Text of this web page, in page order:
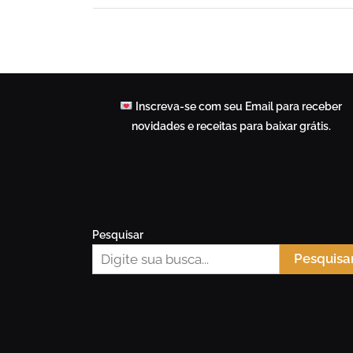
Inscreva-se com seu Email para receber
novidades e receitas para baixar grátis.
Pesquisar